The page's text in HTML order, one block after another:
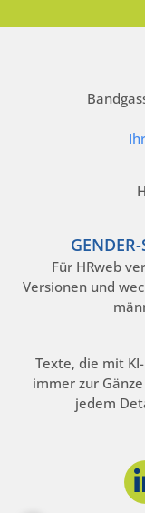
Für HRweb
Versionen und
Texte, die mit
immer zur
jedem